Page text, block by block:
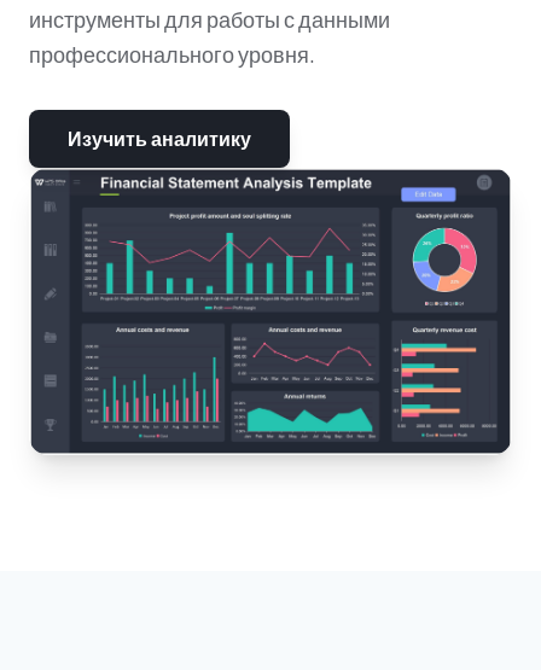
инструменты для работы с данными
профессионального уровня.
Изучить аналитику